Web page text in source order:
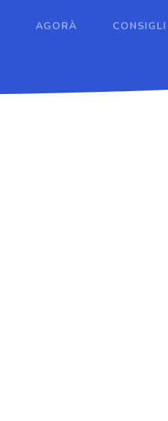
AGORÀ CONSIGLI